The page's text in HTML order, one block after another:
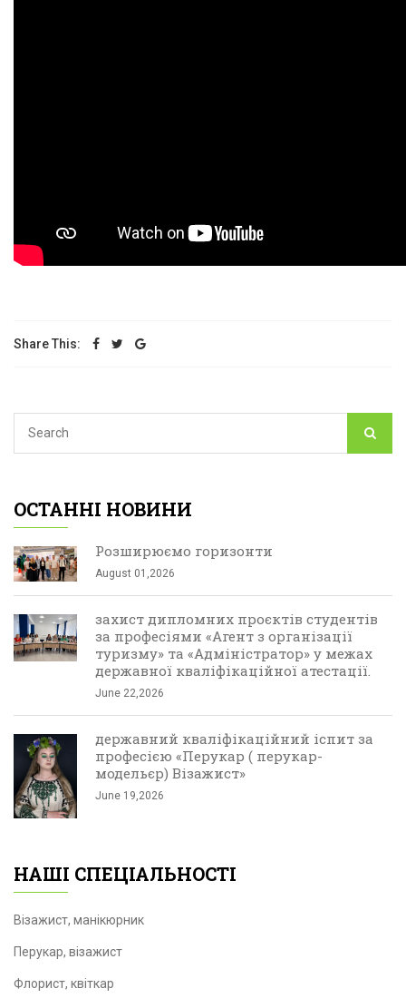
Share This:
ОСТАННІ НОВИНИ
Розширюємо горизонти
August 01,2026
захист дипломних проєктів студентів
за професіями «Агент з організації
туризму» та «Адміністратор» у межах
державної кваліфікаційної атестації.
June 22,2026
державний кваліфікаційний іспит за
професією «Перукар ( перукар-
модельєр) Візажист»
June 19,2026
НАШІ СПЕЦІАЛЬНОСТІ
Візажист, манікюрник
Перукар, візажист
Флорист, квіткар